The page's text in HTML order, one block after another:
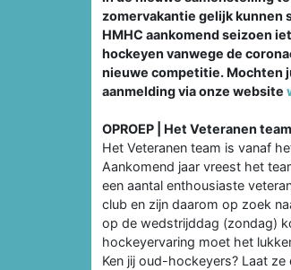
zomervakantie gelijk kunnen
HMHC aankomend seizoen
hockeyen vanwege de
nieuwe competitie. Mochten
aanmelding via onze website
OPROEP | Het Veteranen
Het Veteranen team is vanaf
Aankomend jaar vreest het
een aantal enthousiaste
club en zijn daarom op zoek
op de wedstrijddag (zondag)
hockeyervaring moet het
Ken jij oud-hockeyers? Laat